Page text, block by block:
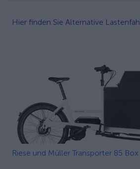
Hier finden Sie Alternative
Riese und Müller Transporter 85 Box